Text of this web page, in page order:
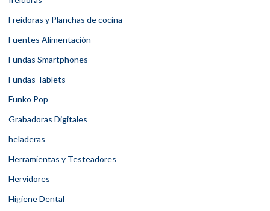
Freidoras y Planchas de cocina
Fuentes Alimentación
Fundas Smartphones
Fundas Tablets
Funko Pop
Grabadoras Digitales
heladeras
Herramientas y Testeadores
Hervidores
Higiene Dental